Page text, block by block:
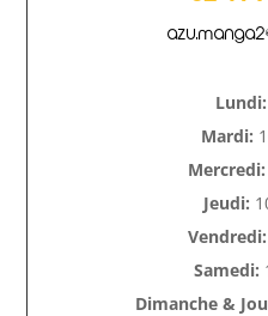
Lundi:
Mardi:
Mercredi:
Jeudi:
Vendredi:
Samedi:
Dimanche &